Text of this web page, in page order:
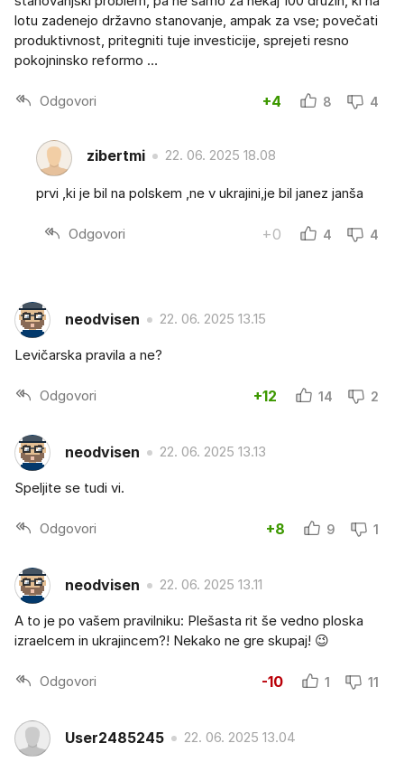
lotu zadenejo državno stanovanje, ampak za vse; povečati
produktivnost, pritegniti tuje investicije, sprejeti resno
pokojninsko reformo …
Odgovori +4 8 4
zibertmi 22. 06. 2025 18.08
prvi ,ki je bil na polskem ,ne v ukrajini,je bil janez janša
Odgovori +0 4 4
neodvisen 22. 06. 2025 13.15
Levičarska pravila a ne?
Odgovori +12 14 2
neodvisen 22. 06. 2025 13.13
Speljite se tudi vi.
Odgovori +8 9 1
neodvisen 22. 06. 2025 13.11
A to je po vašem pravilniku: Plešasta rit še vedno ploska
izraelcem in ukrajincem?! Nekako ne gre skupaj! 😉
Odgovori -10 1 11
User2485245 22. 06. 2025 13.04